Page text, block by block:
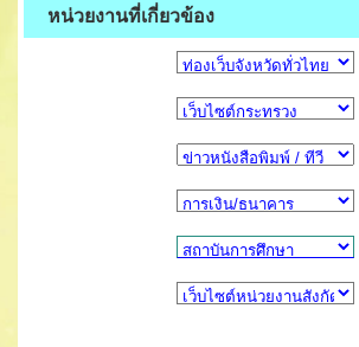
หน่วยงานที่เกี่ยวข้อง